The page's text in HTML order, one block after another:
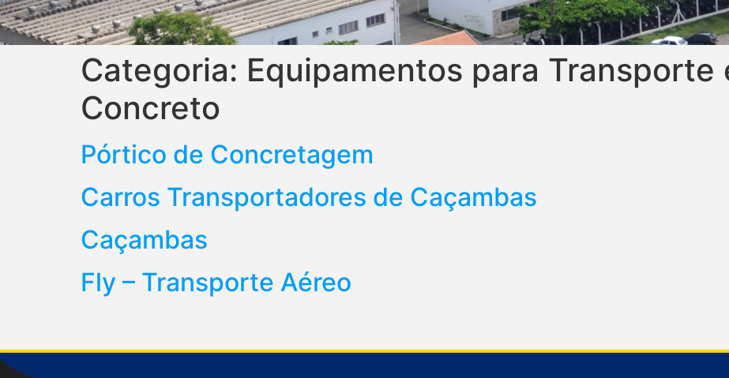
Categoria: Equipamentos para
Concreto
Pórtico de Concretagem
Carros Transportadores de Caçambas
Caçambas
Fly – Transporte Aéreo